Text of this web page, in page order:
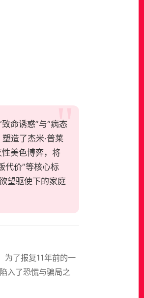
命诱惑”与“病态
造了杰米·普莱
美色博弈，将
代价”等核心标
望驱使下的家庭
为了报复11年前的一
入了恐慌与骗局之